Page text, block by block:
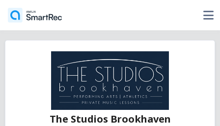
The Studios Brookhaven